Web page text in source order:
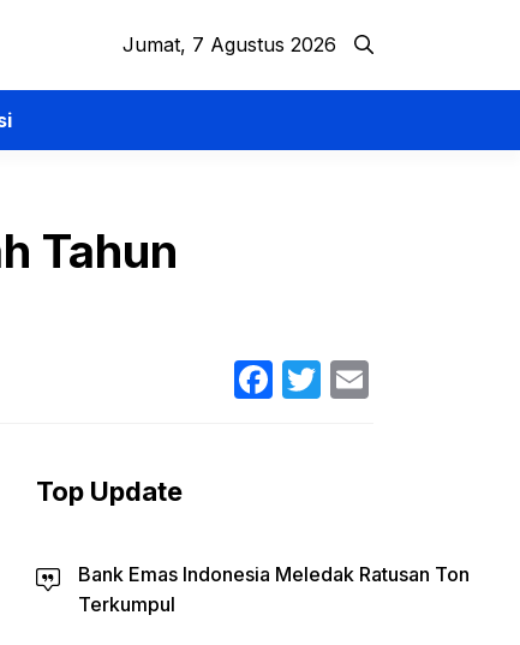
Jumat, 7 Agustus 2026
Tahun
Facebook
Twitter
Top Update
Bank Emas Indonesia Meledak Ratusan Ton
Terkumpul